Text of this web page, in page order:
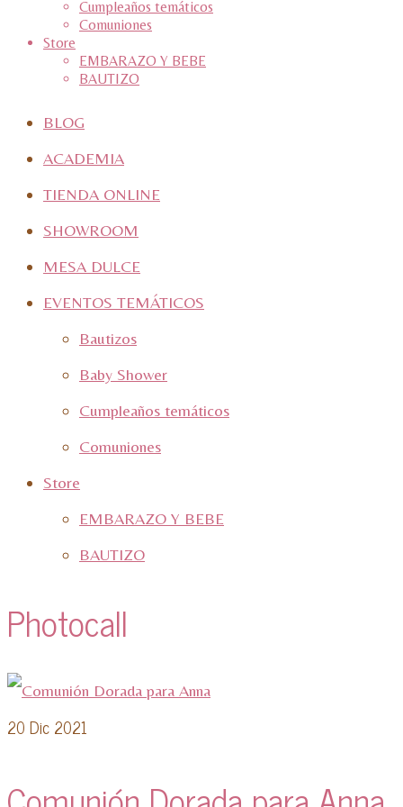
Cumpleaños temáticos
Comuniones
Store
EMBARAZO Y BEBE
BAUTIZO
BLOG
ACADEMIA
TIENDA ONLINE
SHOWROOM
MESA DULCE
EVENTOS TEMÁTICOS
Bautizos
Baby Shower
Cumpleaños temáticos
Comuniones
Store
EMBARAZO Y BEBE
BAUTIZO
Photocall
20 Dic 2021